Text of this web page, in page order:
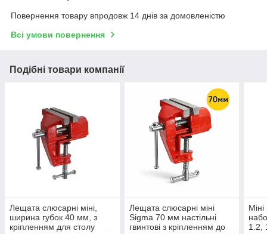
Повернення товару впродовж 14 днів за домовленістю
Всі умови повернення
Подібні товари компанії
Лещата слюсарні міні,
ширина губок 40 мм, з
кріпленням для столу
Лещата слюсарні міні
Sigma 70 мм настільні
гвинтові з кріпленням до
1.2,